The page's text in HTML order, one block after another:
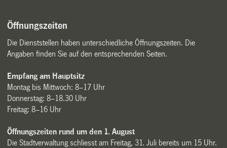
Öffnungszeiten
Die Dienststellen haben unterschiedliche Öffnungszeiten. Die
Angaben finden Sie auf den entsprechenden Seiten.
Empfang am Hauptsitz
Montag bis Mittwoch: 8–17 Uhr
Donnerstag: 8–18.30 Uhr
Freitag: 8–16 Uhr
Öffnungszeiten rund um den 1. August
Die Stadtverwaltung schliesst am Freitag, 31. Juli bereits um 15 Uhr.